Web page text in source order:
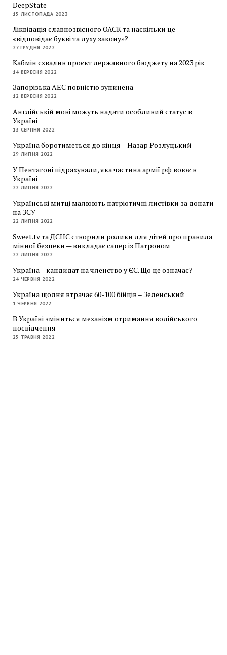
DeepState
15 ЛИСТОПАДА 2023
Ліквідація славнозвісного ОАСК та наскільки це
«відповідає букві та духу закону»?
27 ГРУДНЯ 2022
Кабмін схвалив проєкт державного бюджету на 2023 рік
14 ВЕРЕСНЯ 2022
Запорізька АЕС повністю зупинена
12 ВЕРЕСНЯ 2022
Англійській мові можуть надати особливий статус в
Україні
13 СЕРПНЯ 2022
Україна боротиметься до кінця – Назар Розлуцький
29 ЛИПНЯ 2022
У Пентагоні підрахували, яка частина армії рф воює в
Україні
22 ЛИПНЯ 2022
Українські митці малюють патріотичні листівки за донати
на ЗСУ
22 ЛИПНЯ 2022
Sweet.tv та ДСНС створили ролики для дітей про правила
мінної безпеки — викладає сапер із Патроном
22 ЛИПНЯ 2022
Україна – кандидат на членство у ЄС. Що це означає?
24 ЧЕРВНЯ 2022
Україна щодня втрачає 60-100 бійців – Зеленський
1 ЧЕРВНЯ 2022
В Україні зміниться механізм отримання водійського
посвідчення
25 ТРАВНЯ 2022